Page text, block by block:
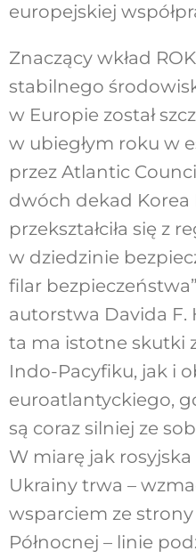
europejskiej
Znaczący wkład
stabilnego
w Europie został
w ubiegłym roku w
przez Atlantic
dwóch dekad Korea
przekształciła się z
w dziedzinie
filar
autorstwa Davida F.
ta ma istotne skutki
Indo-Pacyfiku, jak i
euroatlantyckiego,
są coraz silniej ze
W miarę jak
Ukrainy trwa –
wsparciem ze
Północnej – linie